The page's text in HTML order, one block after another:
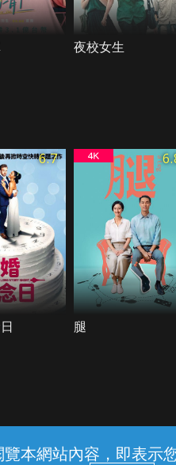
本網站內容，即表示
夜校女生
6.7
腿
隱私權保護